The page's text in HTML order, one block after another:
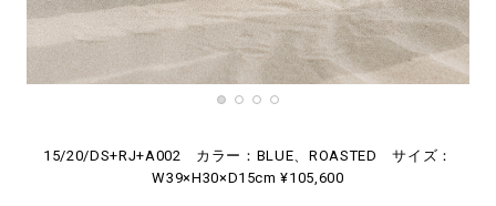
15/20/DS+RJ+A002 カラー：BLUE、ROASTED サイズ：
W39×H30×D15cm ¥105,600